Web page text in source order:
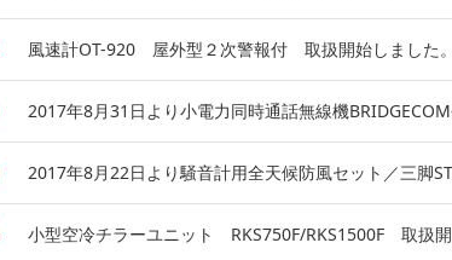
風速計OT-920 屋外型２次警報付 取扱開始しました。
2017年8月31日より小電力同時通話無線機
2017年8月22日より騒音計用全天候防風セット／三脚
小型空冷チラーユニット RKS750F/RKS1500F 取扱開